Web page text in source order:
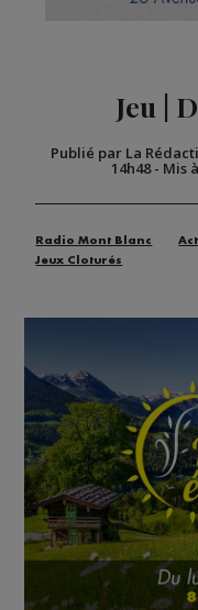
Jeu |
Publié par La
14h48- Mis
Radio Mont Blanc
Jeux Cloturés